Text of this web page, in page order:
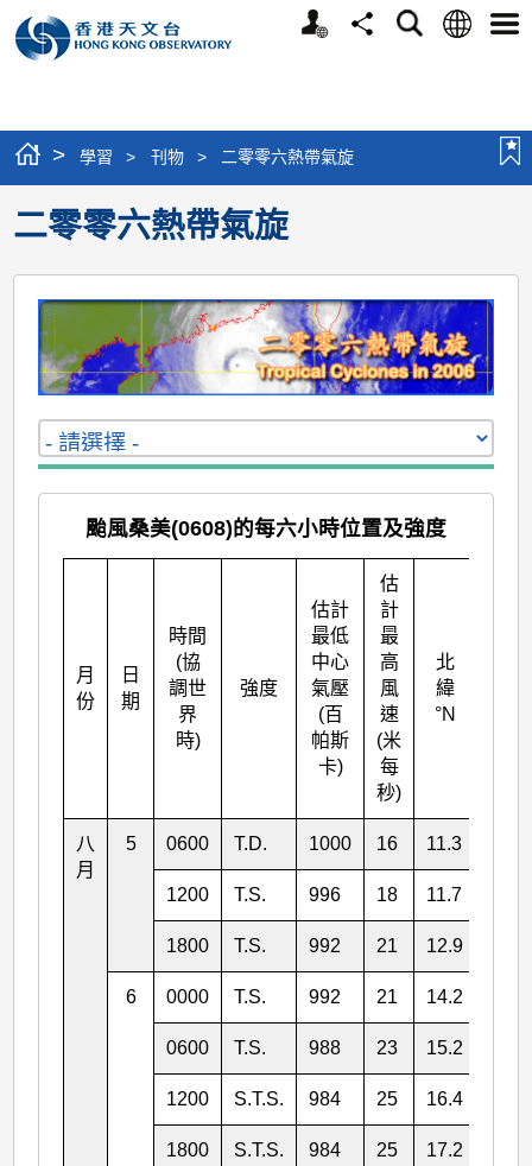
個
分
搜
語
選
> 學習 > 刊物 > 二零零六熱帶氣旋
二零零六熱帶氣旋
颱風桑美(0608)的每六小時位置及強度
月
份
日
期
時間
(協
調世
界
時)
強度
估計
最低
中心
氣壓
(百
帕斯
卡)
估
計
最
高
風
速
(米
每
秒)
北
緯
°N
八
月
5 0600 T.D. 1000 16 11.3
1200 T.S. 996 18 11.7
1800 T.S. 992 21 12.9
6 0000 T.S. 992 21 14.2
0600 T.S. 988 23 15.2
1200 S.T.S. 984 25 16.4
1800 S.T.S. 984 25 17.2